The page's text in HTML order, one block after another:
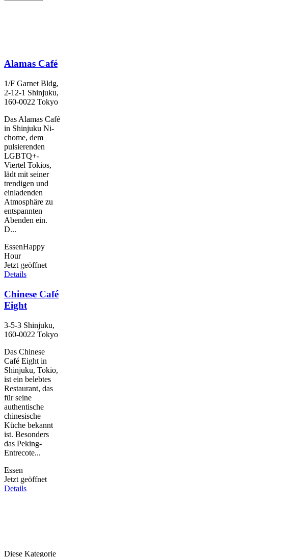
Alamas Café
1/F Garnet Bldg,
2-12-1 Shinjuku,
160-0022 Tokyo
Das Alamas Café
in Shinjuku Ni-
chome, dem
pulsierenden
LGBTQ+-
Viertel Tokios,
lädt mit seiner
trendigen und
einladenden
Atmosphäre zu
entspannten
Abenden ein.
D...
EssenHappy
Hour
Jetzt geöffnet
Details
Chinese Café
Eight
3-5-3 Shinjuku,
160-0022 Tokyo
Das Chinese
Café Eight in
Shinjuku, Tokio,
ist ein belebtes
Restaurant, das
für seine
authentische
chinesische
Küche bekannt
ist. Besonders
das Peking-
Entrecote...
Essen
Jetzt geöffnet
Details
Diese Kategorie